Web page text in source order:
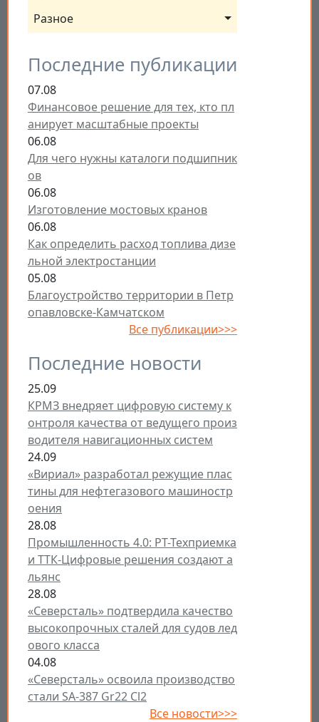
Разное
Последние публикации
07.08
Финансовое решение для тех, кто пл
анирует масштабные проекты
06.08
Для чего нужны каталоги подшипник
ов
06.08
Изготовление мостовых кранов
06.08
Как определить расход топлива дизе
льной электростанции
05.08
Благоустройство территории в Петр
опавловске-Камчатском
Все публикации>>>
Последние новости
25.09
КРМЗ внедряет цифровую систему к
онтроля качества от ведущего произ
водителя навигационных систем
24.09
«Вириал» разработал режущие плас
тины для нефтегазового машиностр
оения
28.08
Промышленность 4.0: РТ-Техприемка
и ТТК-Цифровые решения создают а
льянс
28.08
«Северсталь» подтвердила качество
высокопрочных сталей для судов лед
ового класса
04.08
«Северсталь» освоила производство
стали SA-387 Gr22 Cl2
Все новости>>>